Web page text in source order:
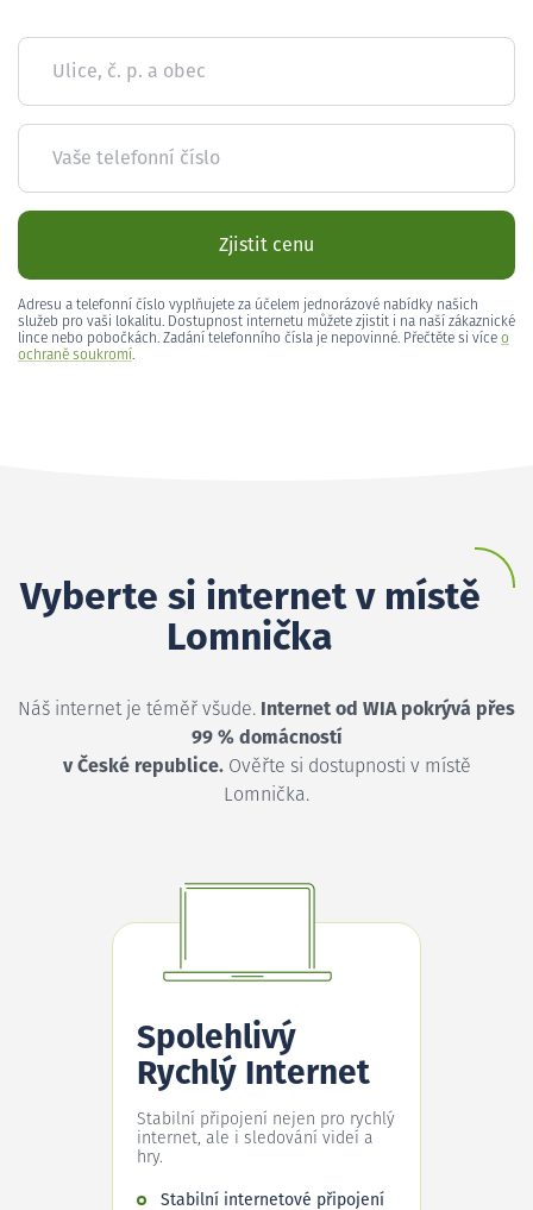
Ulice, č. p. a obec
Vaše telefonní číslo
Zjistit cenu
Adresu a telefonní číslo vyplňujete za účelem jednorázové nabídky našich
služeb pro vaši lokalitu. Dostupnost internetu můžete zjistit i na naší zákaznické
lince nebo pobočkách. Zadání telefonního čísla je nepovinné. Přečtěte si více o
ochraně soukromí.
Vyberte si internet v místě
Lomnička
Náš internet je téměř všude. Internet od WIA pokrývá přes
99 % domácností
v České republice.Ověřte si dostupnosti v místě
Lomnička.
Spolehlivý
Rychlý Internet
Stabilní připojení nejen pro rychlý
internet, ale i sledování videí a
hry.
Stabilní internetové připojení